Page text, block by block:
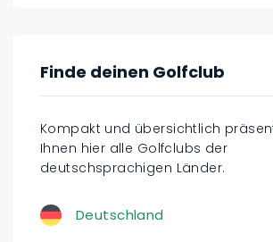
Finde deinen Golfclub
Kompakt und übersichtlich
Ihnen hier alle Golfclubs der
deutschsprachigen Länder.
Deutschland